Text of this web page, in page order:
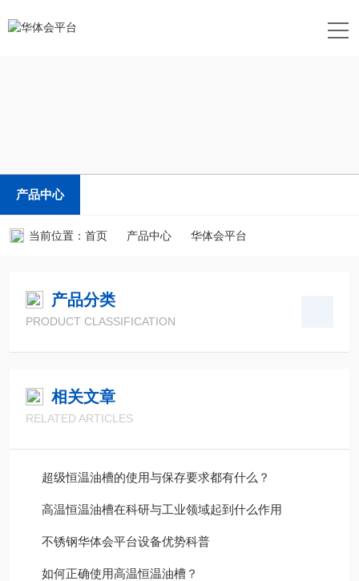
产品中心
当前位置： 首页 产品中心 华体会平台
产品分类
PRODUCT CLASSIFICATION
相关文章
RELATED ARTICLES
超级恒温油槽的使用与保存要求都有什么？
高温恒温油槽在科研与工业领域起到什么作用
不锈钢华体会平台设备优势科普
如何正确使用高温恒温油槽？